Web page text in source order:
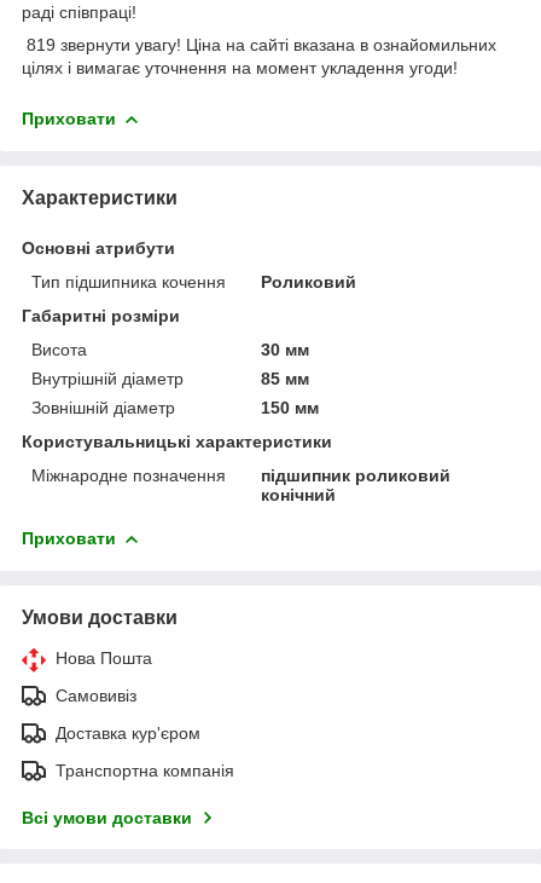
раді співпраці!
819 звернути увагу! Ціна на сайті вказана в ознайомильних
цілях і вимагає уточнення на момент укладення угоди!
Приховати
Характеристики
Основні атрибути
Тип підшипника кочення
Роликовий
Габаритні розміри
Висота
30 мм
Внутрішній діаметр
85 мм
Зовнішній діаметр
150 мм
Користувальницькі характеристики
Міжнародне позначення
підшипник роликовий
конічний
Приховати
Умови доставки
Нова Пошта
Самовивіз
Доставка кур'єром
Транспортна компанія
Всі умови доставки